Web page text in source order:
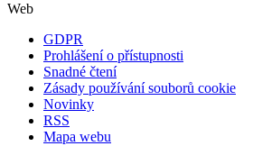
Web
GDPR
Prohlášení o přístupnosti
Snadné čtení
Zásady používání souborů cookie
Novinky
RSS
Mapa webu